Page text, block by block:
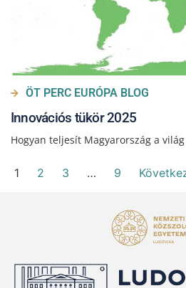
ÖT PERC EURÓPA BLOG
Innovációs tükör 2025
Hogyan teljesít Magyarország a
1 2 3 … 9